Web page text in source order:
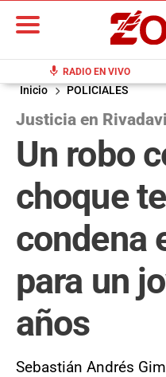
mic RADIO EN VIVO
Inicio POLICIALES
Justicia en
Un robo
choque
condena
para un
años
Sebastián Andrés